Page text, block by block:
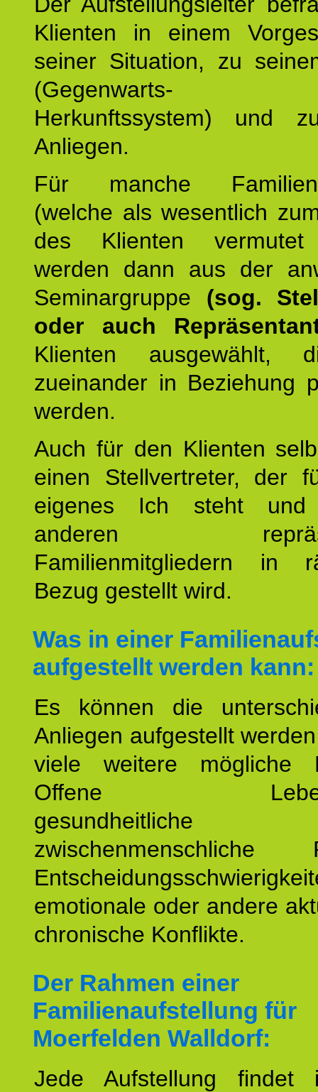
Klienten in einem
seiner Situation, zu
(Gegenwarts-
Herkunftssystem) und
Anliegen.
Für manche
(welche als wesentlich
des Klienten vermutet
werden dann aus der
Seminargruppe (sog.
oder auch
Klienten ausgewählt,
zueinander in Beziehung
werden.
Auch für den Klienten
einen Stellvertreter, der
eigenes Ich steht
anderen
Familienmitgliedern in
Bezug gestellt wird.
Was in einer
aufgestellt werden kann:
Es können die
Anliegen aufgestellt
viele weitere mögliche
Offene
zwischenmenschliche
emotionale oder andere
chronische Konflikte.
Der Rahmen einer
Familienaufstellung für
Moerfelden Walldorf:
Jede Aufstellung findet